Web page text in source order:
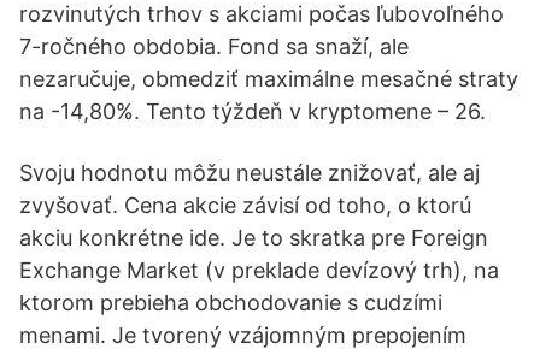
rozvinutých trhov s akciami počas ľubovoľného
7-ročného obdobia. Fond sa snaží, ale
nezaručuje, obmedziť maximálne mesačné straty
na -14,80%. Tento týždeň v kryptomene – 26.
Svoju hodnotu môžu neustále znižovať, ale aj
zvyšovať. Cena akcie závisí od toho, o ktorú
akciu konkrétne ide. Je to skratka pre Foreign
Exchange Market (v preklade devízový trh), na
ktorom prebieha obchodovanie s cudzími
menami. Je tvorený vzájomným prepojením